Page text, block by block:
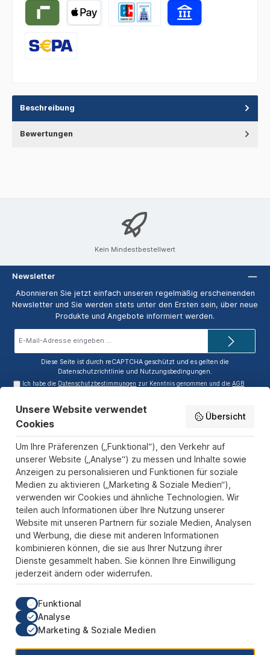
Beschreibung
Bewertungen
Kein Mindestbestellwert
Newsletter
Abonnieren Sie jetzt einfach unseren regelmäßig erscheinenden
Newsletter und Sie werden stets unter den Ersten sein, über neue
Produkte und Angebote informiert werden.
Diese Seite ist durch reCAPTCHA geschützt und es gelten die
Datenschutzrichtlinie und Nutzungsbedingungen.
Ich habe die Datenschutzbestimmungen zur Kenntnis genommen und dieAGB
Service-Hotline
Informationen
Zahlungs- und Versandarten
Sicher Einkaufen
Über uns
Der Pokal & Vereinsbedarf Onlineshop PokalExpress in Marl ist
Ihr Spezialist für Pokale, Medaillen und Trophäen aus Glas und
Resin, mit einem Fokus auf Säulenpokalen. Unser herausragender
Kundenservice zeichnet sich durch Schnelligkeit und
Zuverlässigkeit aus, um jedem Anlass gerecht zu werden. Wir
verstehen die Bedeutung jedes besonderen Moments und bieten
Erwartungen übertrifft. Ob online oder in unserem Showroom, bei
PokalExpress erwartet Sie Qualität, die begeistert, und ein
Unsere Communities
Unsere Website verwendet
Cookies
Übersicht
Um Ihre Präferenzen („Funktional“), den Verkehr auf
unserer Website („Analyse“) zu messen und Inhalte sowie
Anzeigen zu personalisieren und Funktionen für soziale
Medien zu aktivieren („Marketing & Soziale Medien“),
verwenden wir Cookies und ähnliche Technologien. Wir
teilen auch Informationen über Ihre Nutzung unserer
Website mit unseren Partnern für soziale Medien, Analysen
und Werbung, die diese mit anderen Informationen
kombinieren können, die sie aus Ihrer Nutzung ihrer
Dienste gesammelt haben. Sie können Ihre Einwilligung
jederzeit ändern oder widerrufen.
Funktional
Analyse
Marketing & Soziale Medien